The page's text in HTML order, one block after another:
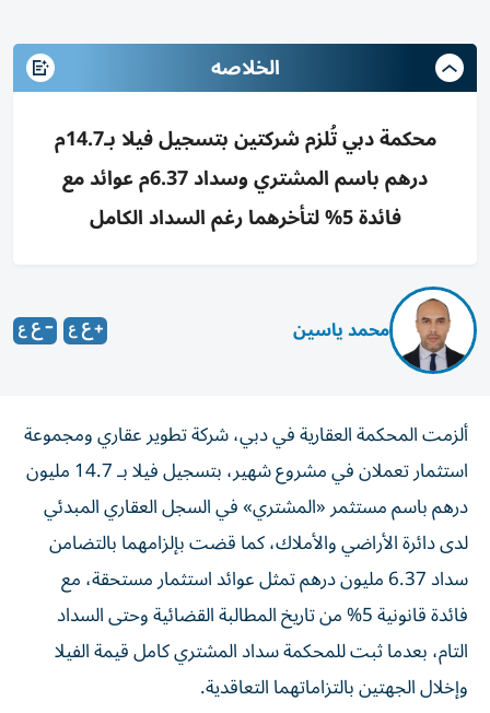
الخلاصه
محكمة دبي تُلزم شركتين بتسجيل فيلا بـ14.7م
درهم باسم المشتري وسداد 6.37م عوائد مع
فائدة 5% لتأخرهما رغم السداد الكامل
محمد ياسين
ألزمت المحكمة العقارية في دبي، شركة تطوير عقاري ومجموعة
استثمار تعملان في مشروع شهير، بتسجيل فيلا بـ 14.7 مليون
درهم باسم مستثمر «المشتري» في السجل العقاري المبدئي
لدى دائرة الأراضي والأملاك، كما قضت بإلزامهما بالتضامن
سداد 6.37 مليون درهم تمثل عوائد استثمار مستحقة، مع
فائدة قانونية 5% من تاريخ المطالبة القضائية وحتى السداد
التام، بعدما ثبت للمحكمة سداد المشتري كامل قيمة الفيلا
وإخلال الجهتين بالتزاماتهما التعاقدية.